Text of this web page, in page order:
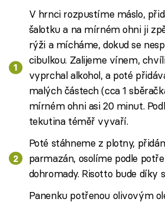
V hrnci rozpustíme máslo,
šalotku a na mírném ohni ji
rýži a mícháme, dokud se
cibulkou. Zalijeme vínem,
vyprchal alkohol, a poté
malých částech (cca 1
mírném ohni asi 20 minut.
tekutina téměř vyvaří.
Poté stáhneme z plotny,
parmazán, osolíme podle
dohromady. Risotto bude díky
Panenku potřenou olivovým